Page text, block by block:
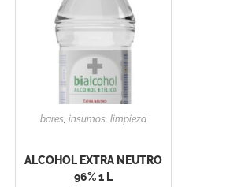
bares, insumos, limpieza
ALCOHOL EXTRA NEUTRO
96% 1 L